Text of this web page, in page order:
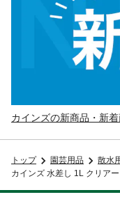
カインズの新商品・新
トップ 園芸用品 散水
カインズ 水差し 1L クリアー